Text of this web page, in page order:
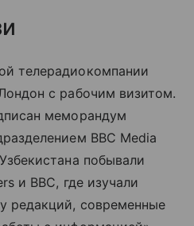
телерадиокомпании
с рабочим визитом.
меморандум
BBC Media
побывали
и BBC, где изучали
редакций, современные